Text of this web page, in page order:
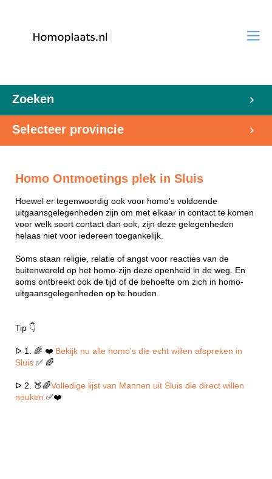
Zoeken
Selecteer provincie
Homo Ontmoetings plek in Sluis
Hoewel er tegenwoordig ook voor homo's voldoende
uitgaansgelegenheden zijn om met elkaar in contact te komen
voor welk soort contact dan ook, zijn deze gelegenheden
helaas niet voor iedereen toegankelijk.
Soms staan religie, relatie of angst voor reacties van de
buitenwereld op het homo-zijn deze openheid in de weg. En
soms ontbreekt ook de tijd of de behoefte om zich in homo-
uitgaansgelegenheden op te houden.
Tip 👇
ᐅ 1. 🌈 ❤️ Bekijk nu alle homo's die echt willen afspreken in
Sluis ✅ 🌈
ᐅ 2. 🍑🌈Volledige lijst van Mannen uit Sluis die direct willen
neuken ✅❤️